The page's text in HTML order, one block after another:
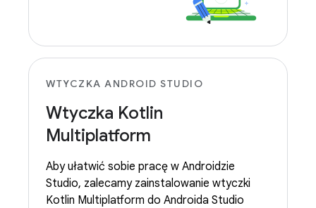
WTYCZKA ANDROID STUDIO
Wtyczka Kotlin
Multiplatform
Aby ułatwić sobie pracę w Androidzie
Studio, zalecamy zainstalowanie wtyczki
Kotlin Multiplatform do Androida Studio